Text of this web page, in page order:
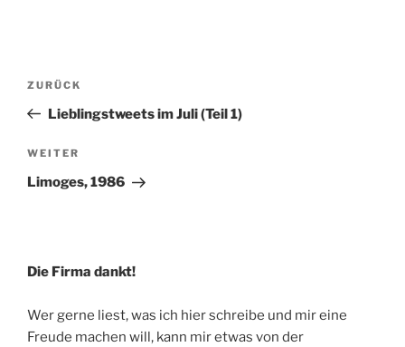
Beitragsnavigation
Vorheriger
Beitrag
ZURÜCK
Lieblingstweets im Juli (Teil 1)
Nächster
Beitrag
WEITER
Limoges, 1986
Die Firma dankt!
Wer gerne liest, was ich hier schreibe und mir eine
Freude machen will, kann mir etwas von der